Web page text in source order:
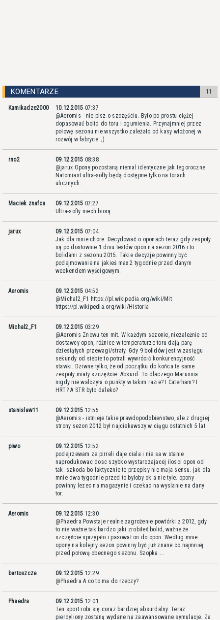
KOMENTARZE 11
Kamikadze2000 10.12.2015 07:37
@Aeromis - nie pisz o szczęściu. Było po prostu ciężej
dopasować bolid do toru i ogumienia. Przynajmniej przez
połowę sezonu nie wszystko zależało od kasy włożonej w
rozwój w fabryce. ;)
rno2 09.12.2015 08:38
@jarux Opony pozostaną niemal identyczne jak tegoroczne.
Natomiast ultra-softy będą dostępne tylko na torach
ulicznych.
Maciek znafca 09.12.2015 07:27
Ultra-softy niech biorą.
jarux 09.12.2015 07:04
Jak dla mnie chore. Decydować o oponach teraz gdy zespoły
są po dosłownie 1 dniu testów opon na sezon 2016 i to
bolidami z sezonu 2015. Takie decyzje powinny być
podejmowanie na jakieś max 2 tygodnie przed danym
weekendem wyścigowym.
Aeromis 09.12.2015 04:52
@Michal2_F1 https://pl.wikipedia.org/wiki/Mit
https://pl.wikipedia.org/wiki/Historia
Michal2_F1 09.12.2015 03:29
@Aeromis Znowu ten mit. W każdym sezonie, niezależnie od
dostawcy opon, różnice w temperaturze toru dają parę
dziesiątych przewagi/straty. Gdy 9 bolidów jest w zasięgu
sekundy od siebie to potrafi wywrócić konkurencyjność
stawki. Dziwne tylko, że od początku do końca te same
zespoły miały szczęście. Absurd. To dlaczego Marussia
nigdy nie walczyła o punkty w takim razie? I Caterham? I
HRT? A STR było daleko?
stanislaw11 09.12.2015 12:55
@Aeromis - istnieje takie prawdopodobieństwo, ale z drugiej
strony sezon 2012 był najciekawszy w ciągu ostatnich 5 lat.
piwo 09.12.2015 12:52
podejrzewam ze pirreli daje ciala i nie sa w stanie
naprodukowac dosc szybko wystarczajacej ilosci opon od
tak. szkoda bo faktycznie te przepisy nie maja sensu. jak dla
mnie dwa tygodnie przed to byloby ok a nie tyle. opony
powinny lezec na magazynie i czekac na wyslanie na dany
tor.
Aeromis 09.12.2015 12:30
@Phaedra Powstaje realne zagrożenie powtórki z 2012, gdy
to nie ważne tak bardzo jaki zrobiłeś bolid, ważne że
szczęście sprzyjało i pasował on do opon. Według mnie
opony na kolejny sezon powinny być już znane co najmniej
przed połową obecnego sezonu. Szopka....
bartoszcze 09.12.2015 12:29
@Phaedra A co to ma do rzeczy?
Phaedra 09.12.2015 12:01
Ten sport robi się coraz bardziej absurdalny. Teraz
pierdyliony zostaną wydane na zaawansowane symulacje. Za